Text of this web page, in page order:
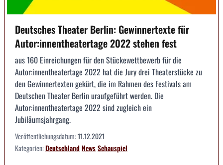
Deutsches Theater Berlin: Gewinnertexte für
Autor:innentheatertage 2022 stehen fest
aus 160 Einreichungen für den Stückewettbewerb für die
Autor:innentheatertage 2022 hat die Jury drei Theaterstücke zu
den Gewinnertexten gekürt, die im Rahmen des Festivals am
Deutschen Theater Berlin uraufgeführt werden. Die
Autor:innentheatertage 2022 sind zugleich ein
Jubiläumsjahrgang.
Veröffentlichungsdatum:11.12.2021
Kategorien:DeutschlandNewsSchauspiel